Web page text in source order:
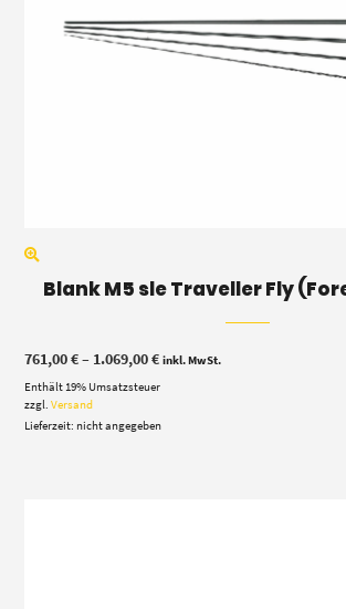
Blank M5 sle Traveller Fly
761,00€– 1.069,00€Preisspanne:
bis
inkl. MwSt.
Enthält 19% Umsatzsteuer
zzgl.Versand
Lieferzeit: nicht angegeben